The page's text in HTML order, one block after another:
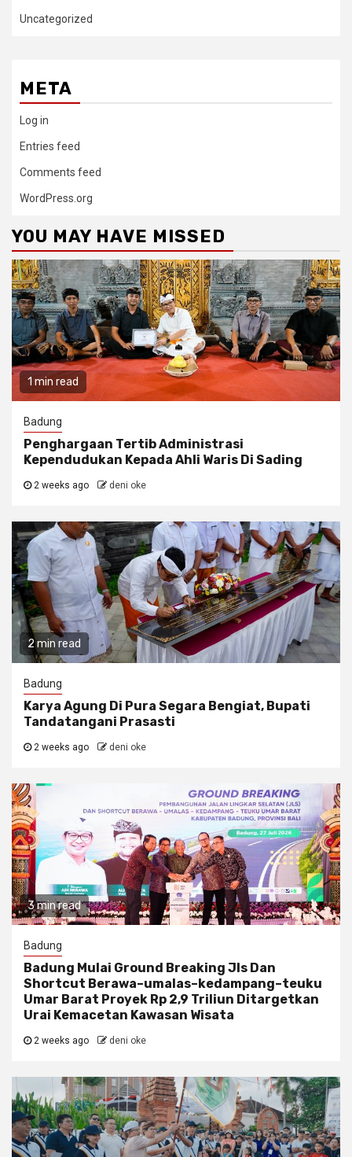
Uncategorized
META
Log in
Entries feed
Comments feed
WordPress.org
YOU MAY HAVE MISSED
1 min read
Badung
Penghargaan Tertib Administrasi
Kependudukan Kepada Ahli Waris Di Sading
2 weeks ago deni oke
2 min read
Badung
Karya Agung Di Pura Segara Bengiat, Bupati
Tandatangani Prasasti
2 weeks ago deni oke
3 min read
Badung
Badung Mulai Ground Breaking Jls Dan
Shortcut Berawa–umalas–kedampang–teuku
Umar Barat Proyek Rp 2,9 Triliun Ditargetkan
Urai Kemacetan Kawasan Wisata
2 weeks ago deni oke